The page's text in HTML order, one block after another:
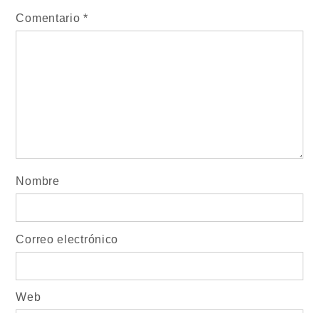
Comentario*
Nombre
Correo electrónico
Web